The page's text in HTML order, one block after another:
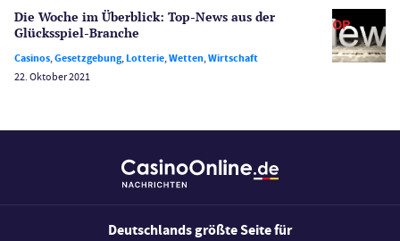
Wirtschaft
Slot Freispiele
Die Woche im Überblick: Top-News aus der
Glücksspiel-Branche
Casinos,Gesetzgebung,Lotterie,Wetten,Wirtschaft
22. Oktober 2021
Deutschlands größte Seite für